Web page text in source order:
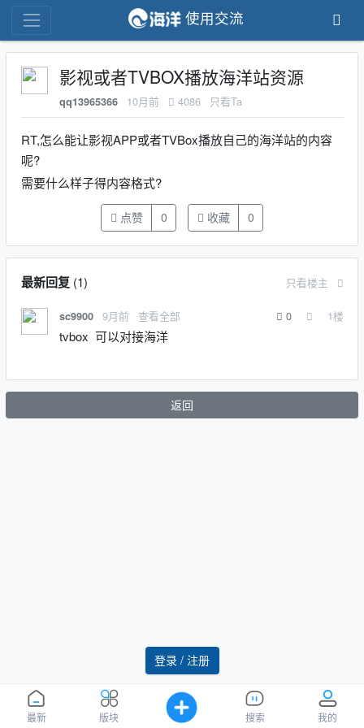
最新 版块 搜索 我的
登录 / 注册
使用交流
影视或者TVBOX播放海洋站资源
qq13965366 10月前 4086 只看Ta
RT,怎么能让影视APP或者TVBox播放自己的海洋站的内容
呢?
需要什么样子得内容格式?
点赞 0 收藏 0
最新回复(1) 只看楼主
sc9900 9月前 查看全部 0 1楼
tvbox 可以对接海洋
返回